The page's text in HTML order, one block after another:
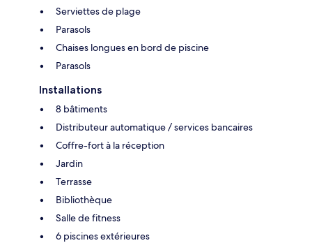
Serviettes de plage
Parasols
Chaises longues en bord de piscine
Parasols
Installations
8 bâtiments
Distributeur automatique / services bancaires
Coffre-fort à la réception
Jardin
Terrasse
Bibliothèque
Salle de fitness
6 piscines extérieures